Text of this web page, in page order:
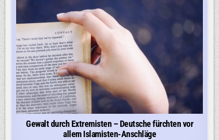
Gewalt durch Extremisten – Deutsche fürchten vor
allem Islamisten-Anschläge